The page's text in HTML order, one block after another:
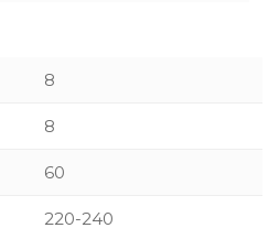
8
8
60
220-240